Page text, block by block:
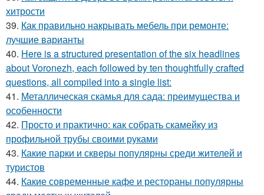
хитрости
39. Как правильно накрывать мебель при ремонте:
лучшие варианты
40. Here is a structured presentation of the six headlines
about Voronezh, each followed by ten thoughtfully crafted
questions, all compiled into a single list:
41. Металлическая скамья для сада: преимущества и
особенности
42. Просто и практично: как собрать скамейку из
профильной трубы своими руками
43. Какие парки и скверы популярны среди жителей и
туристов
44. Какие современные кафе и рестораны популярны